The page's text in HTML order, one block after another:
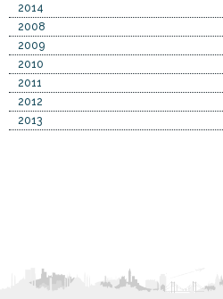
2014
2008
2009
2010
2011
2012
2013